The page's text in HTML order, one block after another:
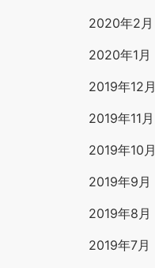
2020年2月
2020年1月
2019年12月
2019年11月
2019年10月
2019年9月
2019年8月
2019年7月